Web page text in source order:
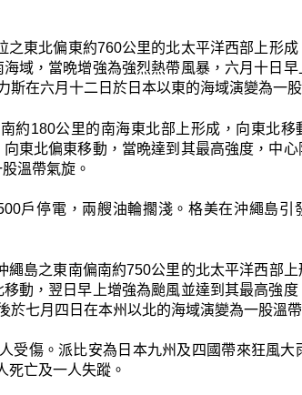
東北偏東約760公里的北太平洋西部上形
域，當晩增強為強烈熱帶風暴，六月十日早
在六月十二日於日本以東的海域演變為一股
約180公里的南海東北部上形成，向東北移
東北偏東移動，當晩達到其最高強度，中
溫帶氣旋。
戶停電，兩艘油輪擱淺。格美在沖繩島引
島之東南偏南約750公里的北太平洋西部
動，翌日早上增強為颱風並達到其最高強
七月四日在本州以北的海域演變為一股溫帶
受傷。派比安為日本九州及四國帶來狂風大
死亡及一人失蹤。